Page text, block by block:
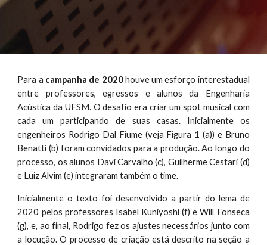
Para a campanha de 2020houve um esforço interestadual
entre professores, egressos e alunos da Engenharia
Acústica da UFSM. O desafio era criar um spot musical com
cada um participando de suas casas. Inicialmente os
engenheiros Rodrigo Dal Fiume (veja Figura 1 (a)) e Bruno
Benatti (b) foram convidados para a produção. Ao longo do
processo, os alunos Davi Carvalho (c), Guilherme Cestari (d)
e Luiz Alvim (e) integraram também o time.
Inicialmente o texto foi desenvolvido a partir do lema de
2020 pelos professores Isabel Kuniyoshi (f) e Will Fonseca
(g), e, ao final, Rodrigo fez os ajustes necessários junto com
a locução. O processo de criação está descrito na seção a